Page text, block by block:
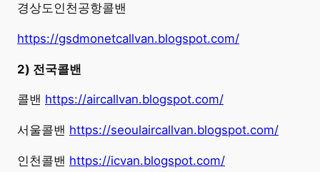
경상도인천공항콜밴
https://gsdmonetcallvan.blogspot.com/
2) 전국콜밴
콜밴 https://aircallvan.blogspot.com/
서울콜밴 https://seoulaircallvan.blogspot.com/
인천콜밴 https://icvan.blogspot.com/